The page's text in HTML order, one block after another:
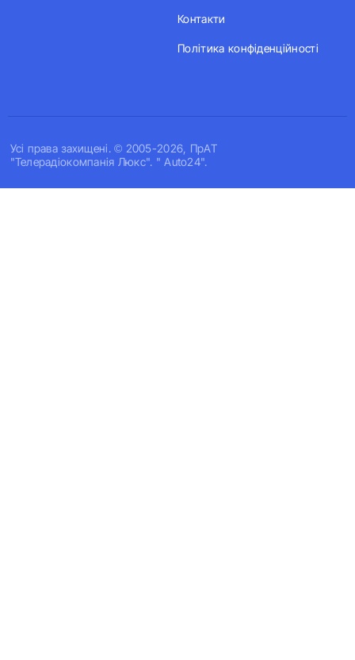
Усi права захищенi. © 2005-2026, ПрАТ
"Телерадіокомпанія Люкс". " Auto24".
Контакти
Політика конфіденційності